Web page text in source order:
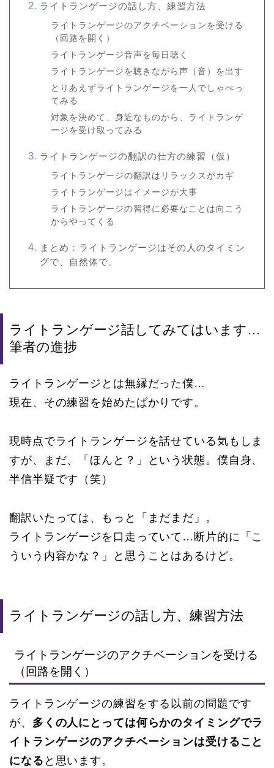
ライトランゲージの話し方、練習方法
ライトランゲージのアクチベーションを受ける
（回路を開く）
ライトランゲージ音声を毎日聴く
ライトランゲージを聴きながら声（音）を出す
とりあえずライトランゲージを一人でしゃべっ
てみる
対象を決めて、身近なものから、ライトランゲ
ージを受け取ってみる
ライトランゲージの翻訳の仕方の練習（仮）
ライトランゲージの翻訳はリラックスがカギ
ライトランゲージはイメージが大事
ライトランゲージの習得に必要なことは向こう
からやってくる
まとめ：ライトランゲージはその人のタイミン
グで、自然体で。
ライトランゲージ話してみてはいます…
筆者の進捗
ライトランゲージとは無縁だった僕…
現在、その練習を始めたばかりです。
現時点でライトランゲージを話せている気もしま
すが、まだ、「ほんと？」という状態。僕自身、
半信半疑です（笑）
翻訳いたっては、もっと「まだまだ」。
ライトランゲージを口走っていて…断片的に「こ
ういう内容かな？」と思うことはあるけど。
ライトランゲージの話し方、練習方法
ライトランゲージのアクチベーションを受ける
（回路を開く）
ライトランゲージの練習をする以前の問題です
が、 多くの人にとっては何らかのタイミングでラ
イトランゲージのアクチベーションは受けること
になる と思います。